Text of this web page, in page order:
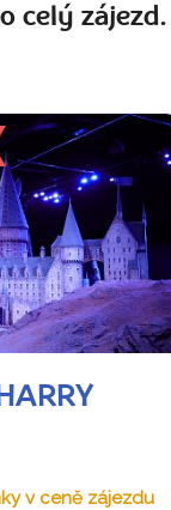
celý zájezd.
v ceně zájezdu